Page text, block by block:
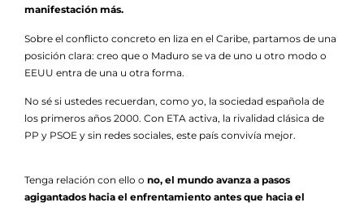
manifestación más.
Sobre el conflicto concreto en liza en el Caribe, partamos de una
posición clara: creo que o Maduro se va de uno u otro modo o
EEUU entra de una u otra forma.
No sé si ustedes recuerdan, como yo, la sociedad española de
los primeros años 2000. Con ETA activa, la rivalidad clásica de
PP y PSOE y sin redes sociales, este país convivía mejor.
Tenga relación con ello o no, el mundo avanza a pasos
agigantados hacia el enfrentamiento antes que hacia el